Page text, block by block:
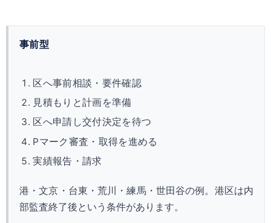
事前型
区へ事前相談・要件確認
見積もりと計画を準備
区へ申請し交付決定を待つ
Pマーク審査・取得を進める
実績報告・請求
港・文京・台東・荒川・練馬・世田谷の例。港区は内
部監査終了後という条件があります。